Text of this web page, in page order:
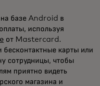
базе Android в
используя
от Mastercard.
карты или
сотрудницы, чтобы
приятно видеть
магазина и